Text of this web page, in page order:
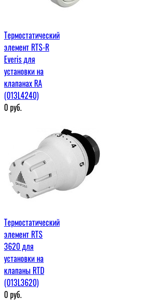
Термостатический
элемент RTS-R
Everis для
установки на
клапанах RA
(013L4240)
0руб.
Термостатический
элемент RTS
3620 для
установки на
клапаны RTD
(013L3620)
0руб.